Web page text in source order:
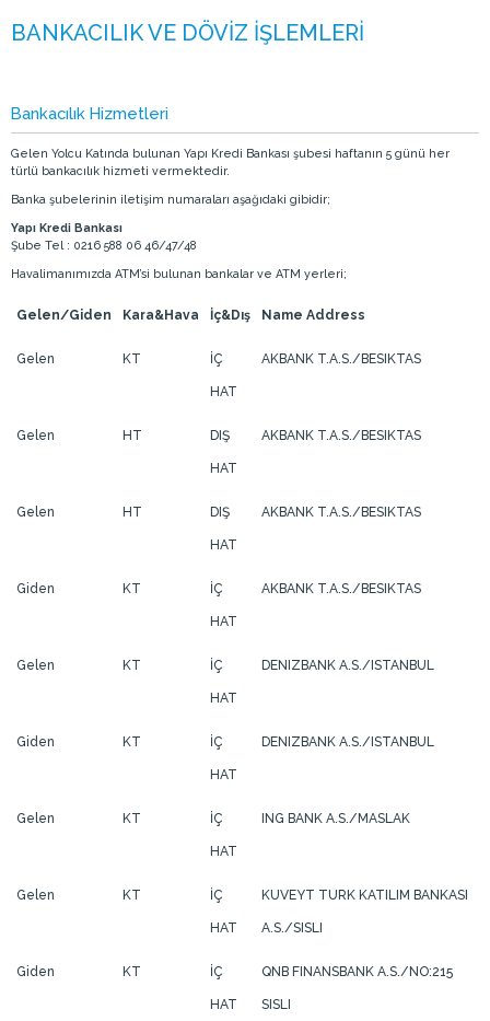
Bankacılık Hizmetleri
Gelen Yolcu Katında bulunan Yapı Kredi Bankası şubesi haftanın 5 günü her
türlü bankacılık hizmeti vermektedir.
Banka şubelerinin iletişim numaraları aşağıdaki gibidir;
Yapı Kredi Bankası
Şube Tel : 0216 588 06 46/47/48
Havalimanımızda ATM’si bulunan bankalar ve ATM yerleri;
Gelen/Giden Kara&Hava İç&Dış Name Address
Gelen KT İÇ
HAT
AKBANK T.A.S./BESIKTAS
Gelen HT DIŞ
HAT
AKBANK T.A.S./BESIKTAS
Gelen HT DIŞ
HAT
AKBANK T.A.S./BESIKTAS
Giden KT İÇ
HAT
AKBANK T.A.S./BESIKTAS
Gelen KT İÇ
HAT
DENIZBANK A.S./ISTANBUL
Giden KT İÇ
HAT
DENIZBANK A.S./ISTANBUL
Gelen KT İÇ
HAT
ING BANK A.S./MASLAK
Gelen KT İÇ
HAT
KUVEYT TURK KATILIM BANKASI
A.S./SISLI
Giden KT İÇ
HAT
QNB FINANSBANK A.S./NO:215
SISLI